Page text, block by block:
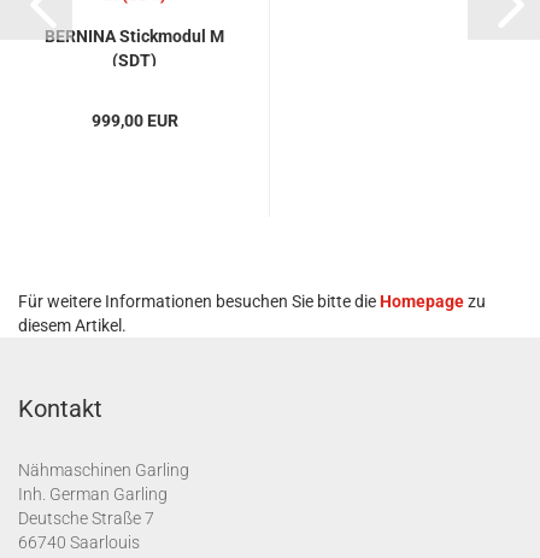
BERNINA Stickmodul M
(SDT)
999,00 EUR
Für weitere Informationen besuchen Sie bitte dieHomepagezu
diesem Artikel.
Kontakt
Nähmaschinen Garling
Inh. German Garling
Deutsche Straße 7
66740 Saarlouis